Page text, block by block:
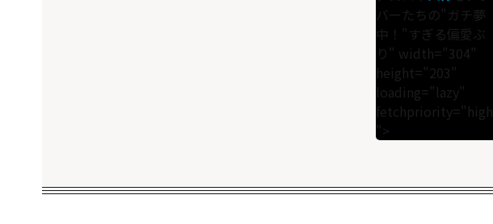
バーたちの"ガチ夢
中！"すぎる偏愛ぶ
り" width="304"
height="203"
loading="lazy"
fetchpriority="high
">